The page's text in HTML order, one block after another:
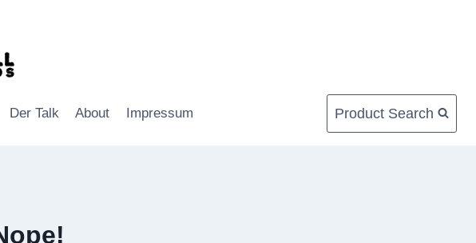
Der Talk About Impressum Product Search